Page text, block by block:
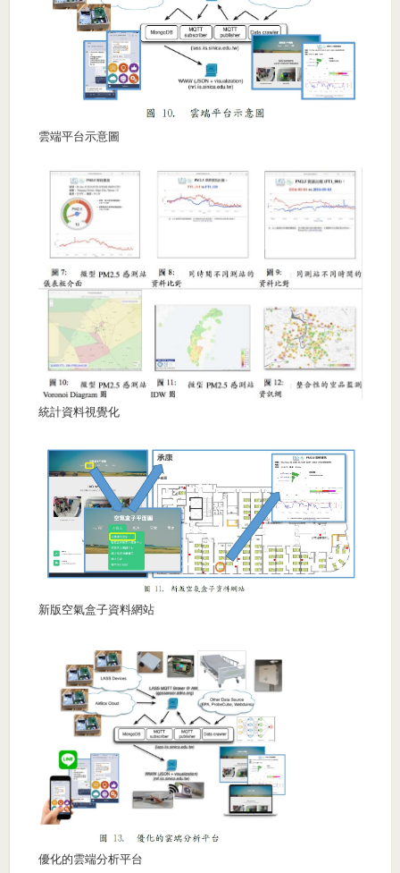
雲端平台示意圖
統計資料視覺化
新版空氣盒子資料網站
優化的雲端分析平台